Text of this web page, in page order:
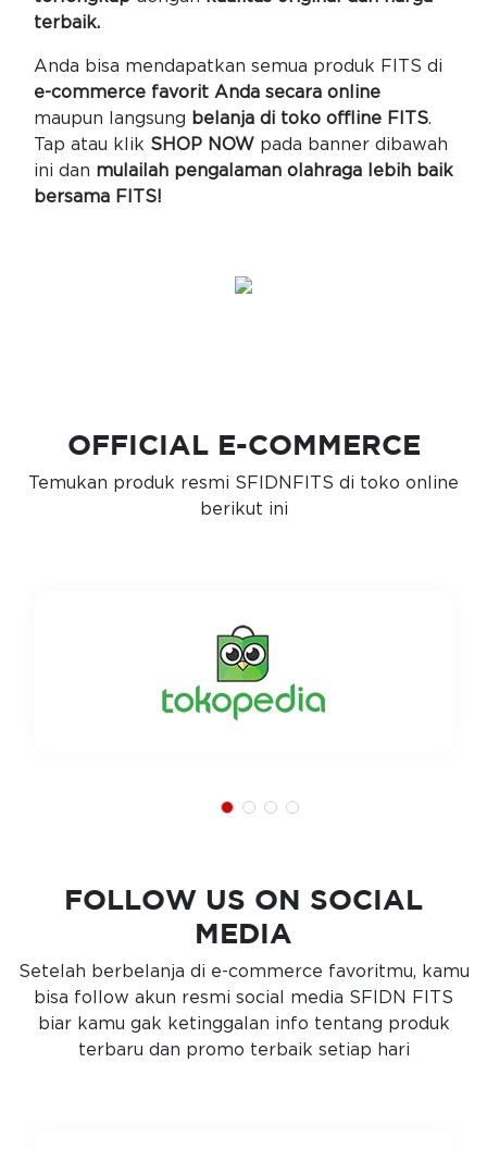
terbaik.
Anda bisa mendapatkan semua produk FITS di
e-commerce favorit Anda secara online
maupun langsung belanja di toko offline FITS.
Tap atau klik SHOP NOW pada banner dibawah
ini dan mulailah pengalaman olahraga lebih baik
bersama FITS!
OFFICIAL E-COMMERCE
Temukan produk resmi SFIDNFITS di toko online
berikut ini
FOLLOW US ON SOCIAL
MEDIA
Setelah berbelanja di e-commerce favoritmu, kamu
bisa follow akun resmi social media SFIDN FITS
biar kamu gak ketinggalan info tentang produk
terbaru dan promo terbaik setiap hari